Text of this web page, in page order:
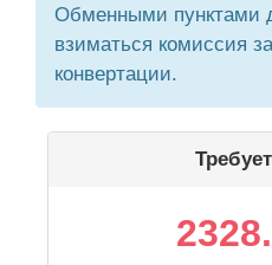
Обменными пунктами
взиматься комиссия
конвертации.